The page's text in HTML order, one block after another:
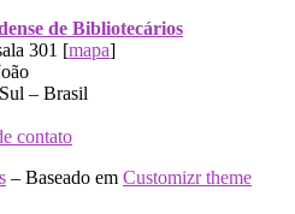
de Bibliotecários
301 [mapa]
– Brasil
contato
– Baseado em Customizr theme